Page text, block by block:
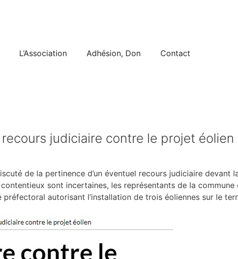
L’Association Adhésion, Don Contact
judiciaire contre le projet éolien
de la pertinence d’un éventuel recours judiciaire devant
sont incertaines, les représentants de la commune
autorisant l’installation de trois éoliennes sur le